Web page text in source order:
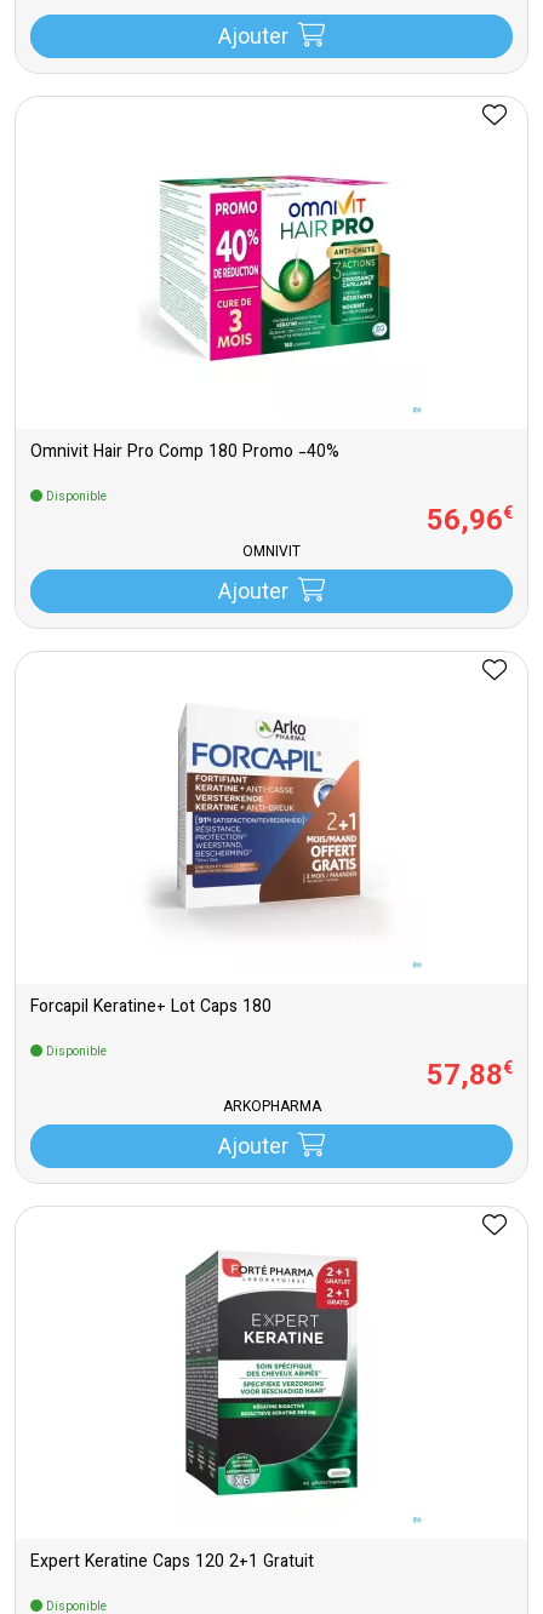
Ajouter
Omnivit Hair Pro Comp 180 Promo -40%
Disponible
56,96€
OMNIVIT
Ajouter
Forcapil Keratine+ Lot Caps 180
Disponible
57,88€
ARKOPHARMA
Ajouter
Expert Keratine Caps 120 2+1 Gratuit
Disponible